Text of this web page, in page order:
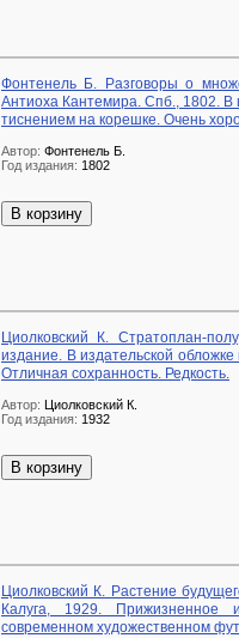
Фонтенель Б. Разговоры о
Антиоха Кантемира. Спб., 1802. В
тиснением на корешке. Очень
Автор: Фонтенель Б.
Год издания: 1802
В корзину
Циолковский К. Стратоплан-
издание. В издательской
Отличная сохранность. Редкость.
Автор: Циолковский К.
Год издания: 1932
В корзину
Циолковский К. Растение
Калуга, 1929. Прижизненное
современном художественном